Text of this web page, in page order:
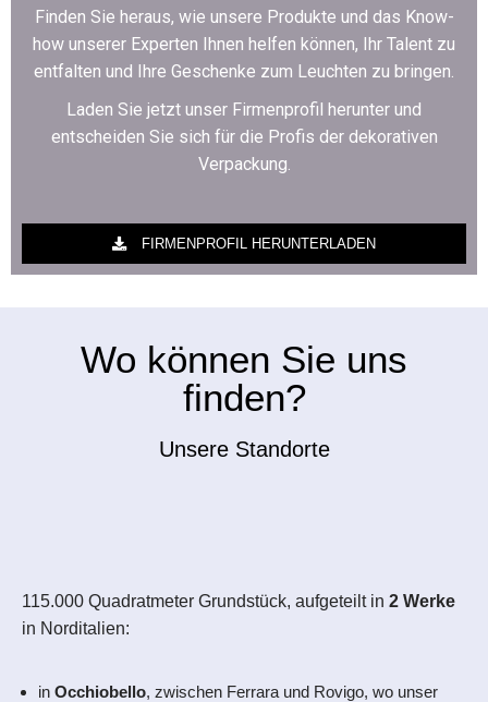
Finden Sie heraus, wie unsere Produkte und das Know-
how unserer Experten Ihnen helfen können, Ihr Talent zu
entfalten und Ihre Geschenke zum Leuchten zu bringen.
Laden Sie jetzt unser Firmenprofil herunter und
entscheiden Sie sich für die Profis der dekorativen
Verpackung.
FIRMENPROFIL HERUNTERLADEN
Wo können Sie uns
finden?
Unsere Standorte
115.000 Quadratmeter Grundstück, aufgeteilt in 2 Werke
in Norditalien:
in Occhiobello, zwischen Ferrara und Rovigo, wo unser